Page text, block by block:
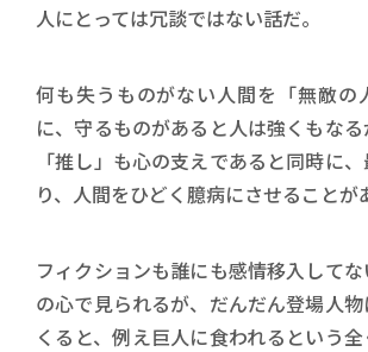
人にとっては冗談ではない話だ。
何も失うものがない人間を「無敵の
に、守るものがあると人は強くもなる
「推し」も心の支えであると同時に
り、人間をひどく臆病にさせることが
フィクションも誰にも感情移入して
の心で見られるが、だんだん登場人
くると、例え巨人に食われるという